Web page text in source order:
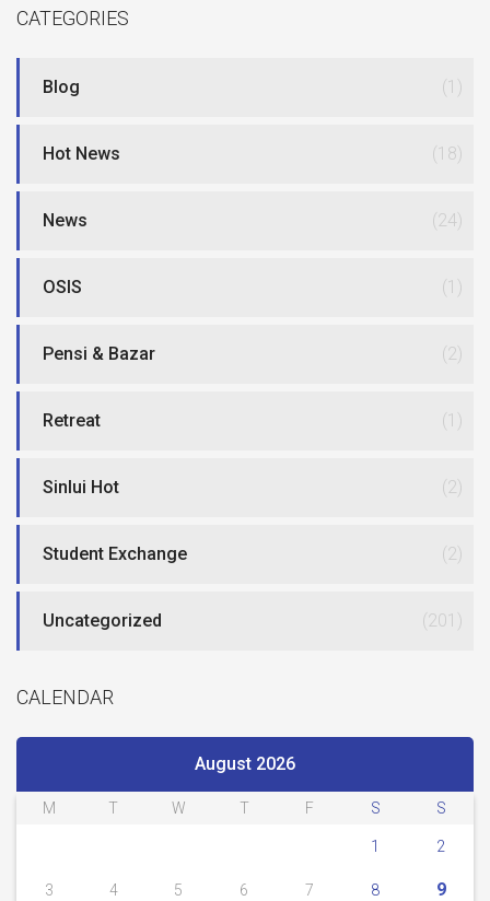
CATEGORIES
Blog (1)
Hot News (18)
News (24)
OSIS (1)
Pensi & Bazar (2)
Retreat (1)
Sinlui Hot (2)
Student Exchange (2)
Uncategorized (201)
CALENDAR
August 2026
M T W T F S S
1 2
3 4 5 6 7 8 9